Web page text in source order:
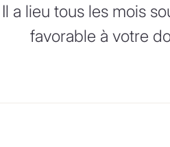
a lieu tous les mois
favorable à votre